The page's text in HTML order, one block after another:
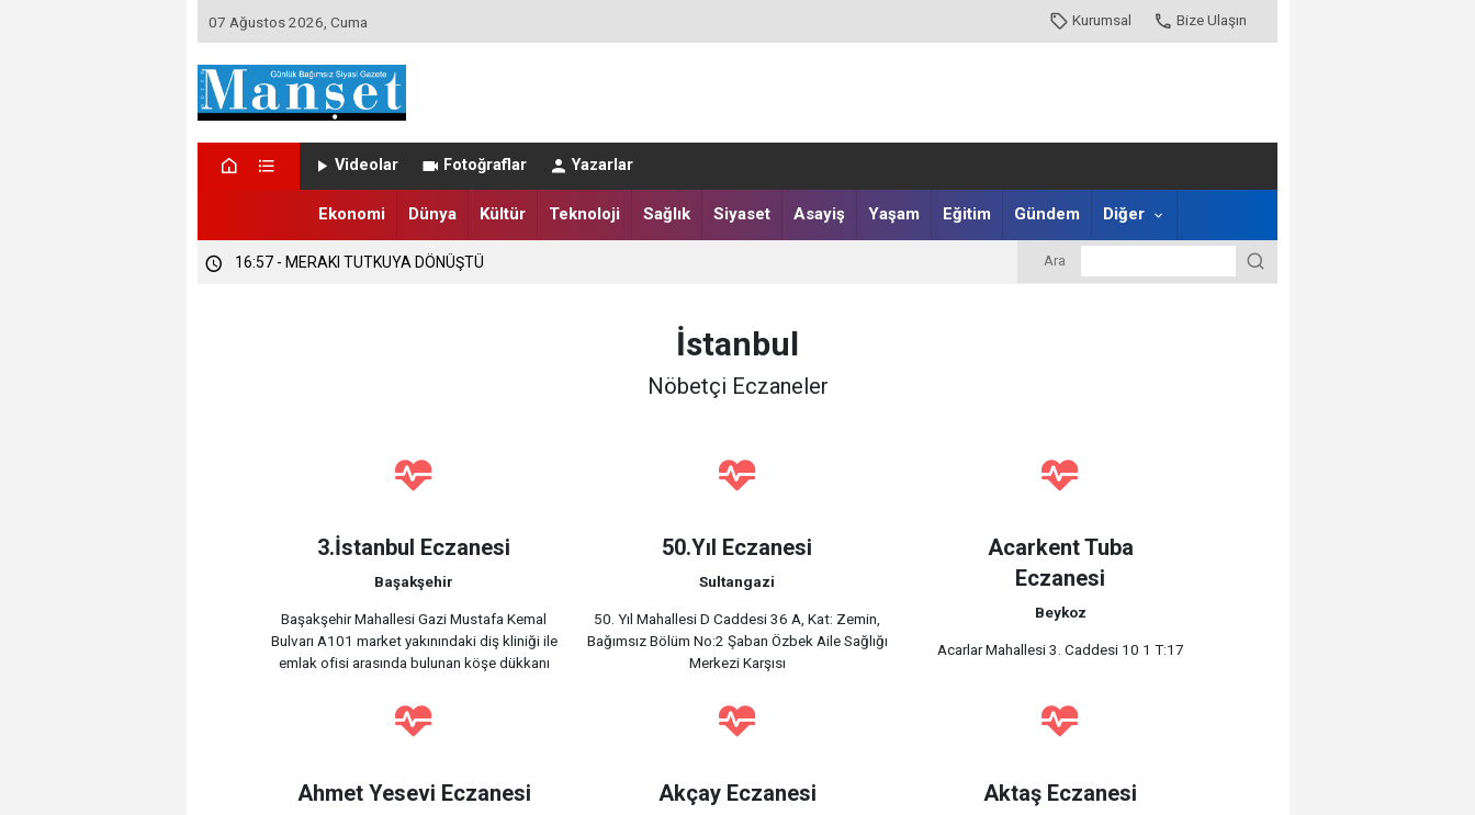
07 Ağustos 2026, Cuma Kurumsal Bize Ulaşın
Videolar Fotoğraflar Yazarlar
Ekonomi Dünya Kültür Teknoloji Sağlık Siyaset Asayiş Yaşam Eğitim Gündem Diğer
16:57 - MERAKI TUTKUYA DÖNÜŞTÜ Ara
İstanbul
Nöbetçi Eczaneler
3.İstanbul Eczanesi
Başakşehir
Başakşehir Mahallesi Gazi Mustafa Kemal
Bulvarı A101 market yakınındaki diş kliniği ile
emlak ofisi arasında bulunan köşe dükkanı
50.Yıl Eczanesi
Sultangazi
50. Yıl Mahallesi D Caddesi 36 A, Kat: Zemin,
Bağımsız Bölüm No:2 Şaban Özbek Aile Sağlığı
Merkezi Karşısı
Acarkent Tuba
Eczanesi
Beykoz
Acarlar Mahallesi 3. Caddesi 10 1 T:17
Ahmet Yesevi Eczanesi Akçay Eczanesi Aktaş Eczanesi